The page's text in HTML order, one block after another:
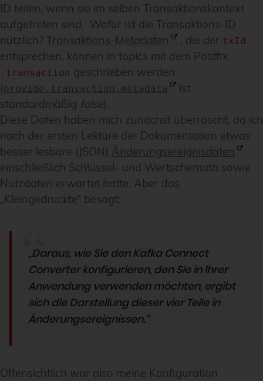
ID teilen, wenn sie im selben Transaktionskontext
aufgetreten sind. Wofür ist die Transaktions-ID
nützlich? Transaktions-Metadaten , die der txId
entsprechen, können in topics mit dem Postfix
.transaction geschrieben werden
(provide.transaction.metadata
ist
standardmäßig false).
Diese Daten haben mich zunächst überrascht, da ich
nach der ersten Lektüre der Dokumentation etwas
besser lesbare (JSON) Änderungsereignisdaten
einschließlich Schlüssel- und Wertschemata sowie
Nutzdaten erwartet hatte. Aber das
„Kleingedruckte“ besagt:
„Daraus, wie Sie den Kafka Connect
Converter konfigurieren, den Sie in Ihrer
Anwendung verwenden möchten, ergibt
sich die Darstellung dieser vier Teile in
Änderungsereignissen.“
Offensichtlich war also meine Konfiguration